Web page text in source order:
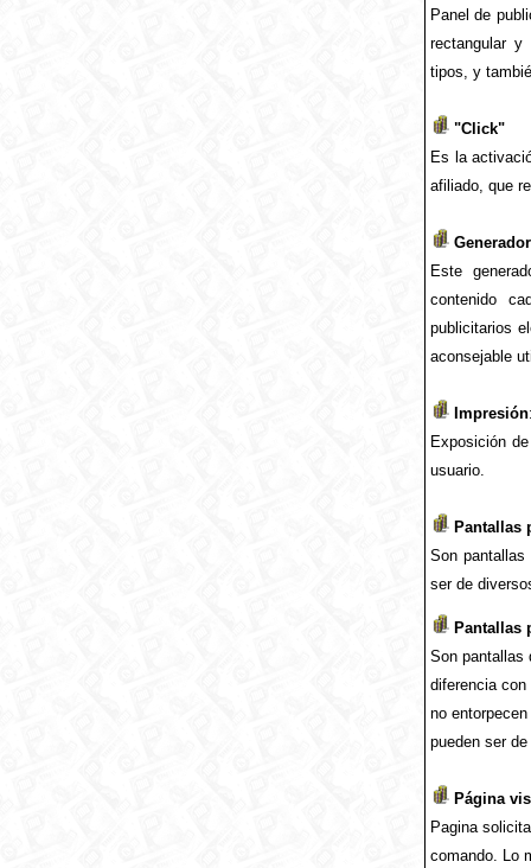
Panel de
rectangular
tipos, y
"Click"
Es la
afiliado, que
Este
contenido
publicitarios
aconsejable
Impresión
Exposición
usuario.
Pantallas
Son pantallas
ser de
Pantallas
Son pantallas
diferencia
no
pueden ser
Página
Pagina
comando. Lo